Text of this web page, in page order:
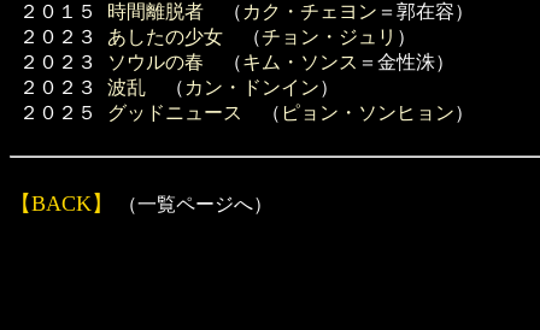
２０１５
２０２３
２０２３
２０２３
２０２５
時間離脱者 （ カク・チェヨン ＝郭在容）
あしたの少女 （チョン・ジュリ ）
ソウルの春 （キム・ソンス ＝金性洙）
波乱 （ カン・ドンイン）
グッドニュース
（ ピョン・ソンヒョン）
【BACK】 （一覧ページへ）